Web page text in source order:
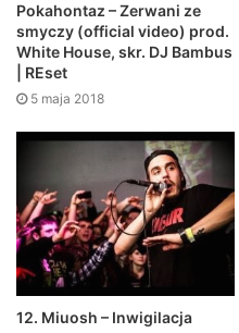
Pokahontaz – Zerwani ze
smyczy (official video) prod.
White House, skr. DJ Bambus
| REset
5 maja 2018
12. Miuosh – Inwigilacja